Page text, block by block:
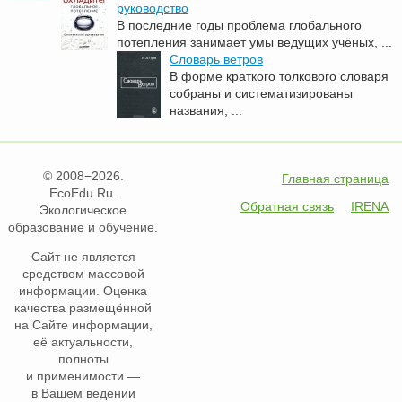
руководство
В последние годы проблема глобального
потепления занимает умы ведущих учёных, ...
Словарь ветров
В форме краткого толкового словаря
собраны и систематизированы
названия, ...
© 2008−2026.
EcoEdu.Ru.
Экологическое
образование и обучение.
Сайт не является
средством массовой
информации. Оценка
качества размещённой
на Сайте информации,
её актуальности,
полноты
и применимости —
в Вашем ведении
Главная страница
Обратная связь
IRENA